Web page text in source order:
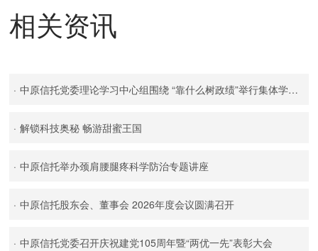
相关资讯
· 中原信托党委理论学习中心组围绕 “靠什么树政绩”举行集体学习研讨
· 解锁科技奥秘 畅游甜蜜王国
· 中原信托举办颈肩腰腿疼科学防治专题讲座
· 中原信托股东会、董事会 2026年度会议圆满召开
· 中原信托党委召开庆祝建党105周年暨“两优一先”表彰大会